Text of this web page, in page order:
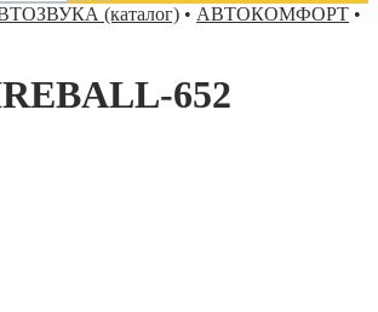
(каталог) • АВТОКОМФОРТ •
652